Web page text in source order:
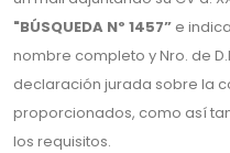
"BÚSQUEDA Nº 1457” e
nombre completo y Nro. de
declaración jurada sobre la
proporcionados, como así
los requisitos.